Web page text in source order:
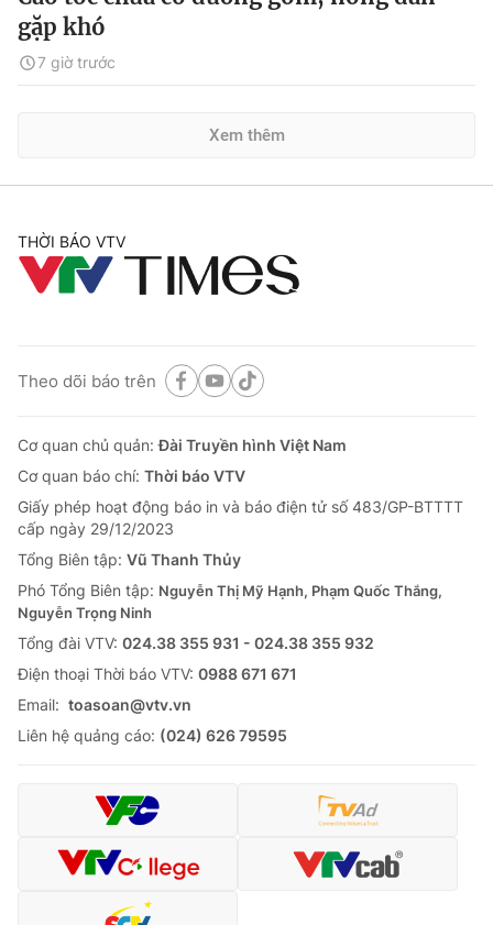
gặp khó
7 giờ trước
Xem thêm
THỜI BÁO VTV
Theo dõi báo trên
Cơ quan chủ quản:Đài Truyền hình Việt Nam
Cơ quan báo chí: Thời báo VTV
Giấy phép hoạt động báo in và báo điện tử số 483/GP-BTTTT
cấp ngày 29/12/2023
Tổng Biên tập: Vũ Thanh Thủy
Phó Tổng Biên tập: Nguyễn Thị Mỹ Hạnh, Phạm Quốc Thắng,
Nguyễn Trọng Ninh
Tổng đài VTV: 024.38 355 931 - 024.38 355 932
Ðiện thoại Thời báo VTV: 0988 671 671
Email: toasoan@vtv.vn
Liên hệ quảng cáo: (024) 626 79595